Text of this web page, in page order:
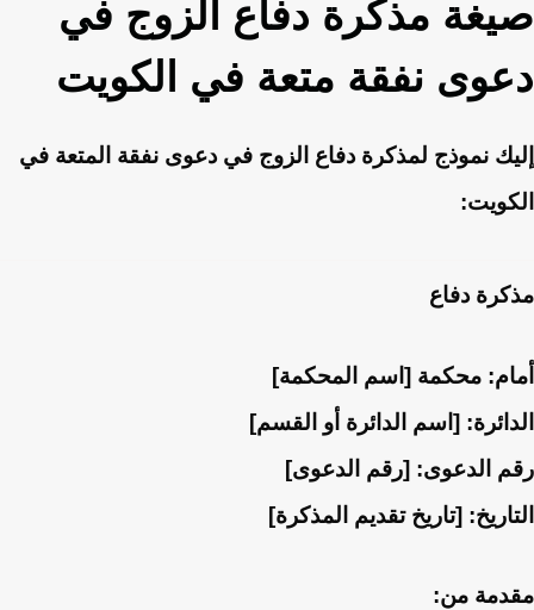
صيغة مذكرة دفاع الزوج في
دعوى نفقة متعة في الكويت
إليك نموذج لمذكرة دفاع الزوج في دعوى نفقة المتعة في
الكويت:
مذكرة دفاع
أمام: محكمة [اسم المحكمة]
الدائرة: [اسم الدائرة أو القسم]
رقم الدعوى: [رقم الدعوى]
التاريخ: [تاريخ تقديم المذكرة]
مقدمة من: